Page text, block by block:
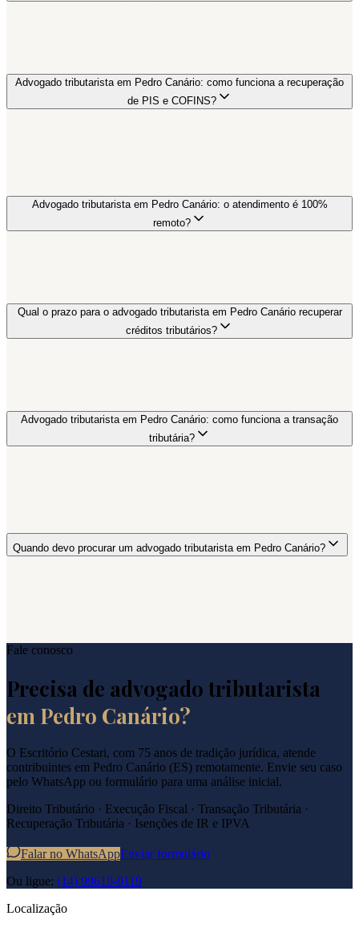
Advogado tributarista em Pedro Canário: como funciona a recuperação
de PIS e COFINS?
Advogado tributarista em Pedro Canário: o atendimento é 100%
remoto?
Qual o prazo para o advogado tributarista em Pedro Canário recuperar
créditos tributários?
Advogado tributarista em Pedro Canário: como funciona a transação
tributária?
Quando devo procurar um advogado tributarista em Pedro Canário?
Fale conosco
Precisa de advogado tributarista
em Pedro Canário?
O Escritório Cestari, com 75 anos de tradição jurídica, atende
contribuintes em Pedro Canário (ES) remotamente. Envie seu caso
pelo WhatsApp ou formulário para uma análise inicial.
Direito Tributário · Execução Fiscal · Transação Tributária ·
Recuperação Tributária · Isenções de IR e IPVA
Falar no WhatsAppEnviar formulário
Ou ligue: (14) 99619-9119
Localização